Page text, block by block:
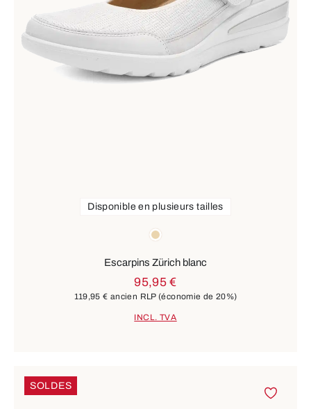
beige
Disponible en plusieurs tailles
Escarpins Zürich blanc
95,95 €
119,95 € ancien RLP(économie de 20%)
INCL. TVA
SOLDES